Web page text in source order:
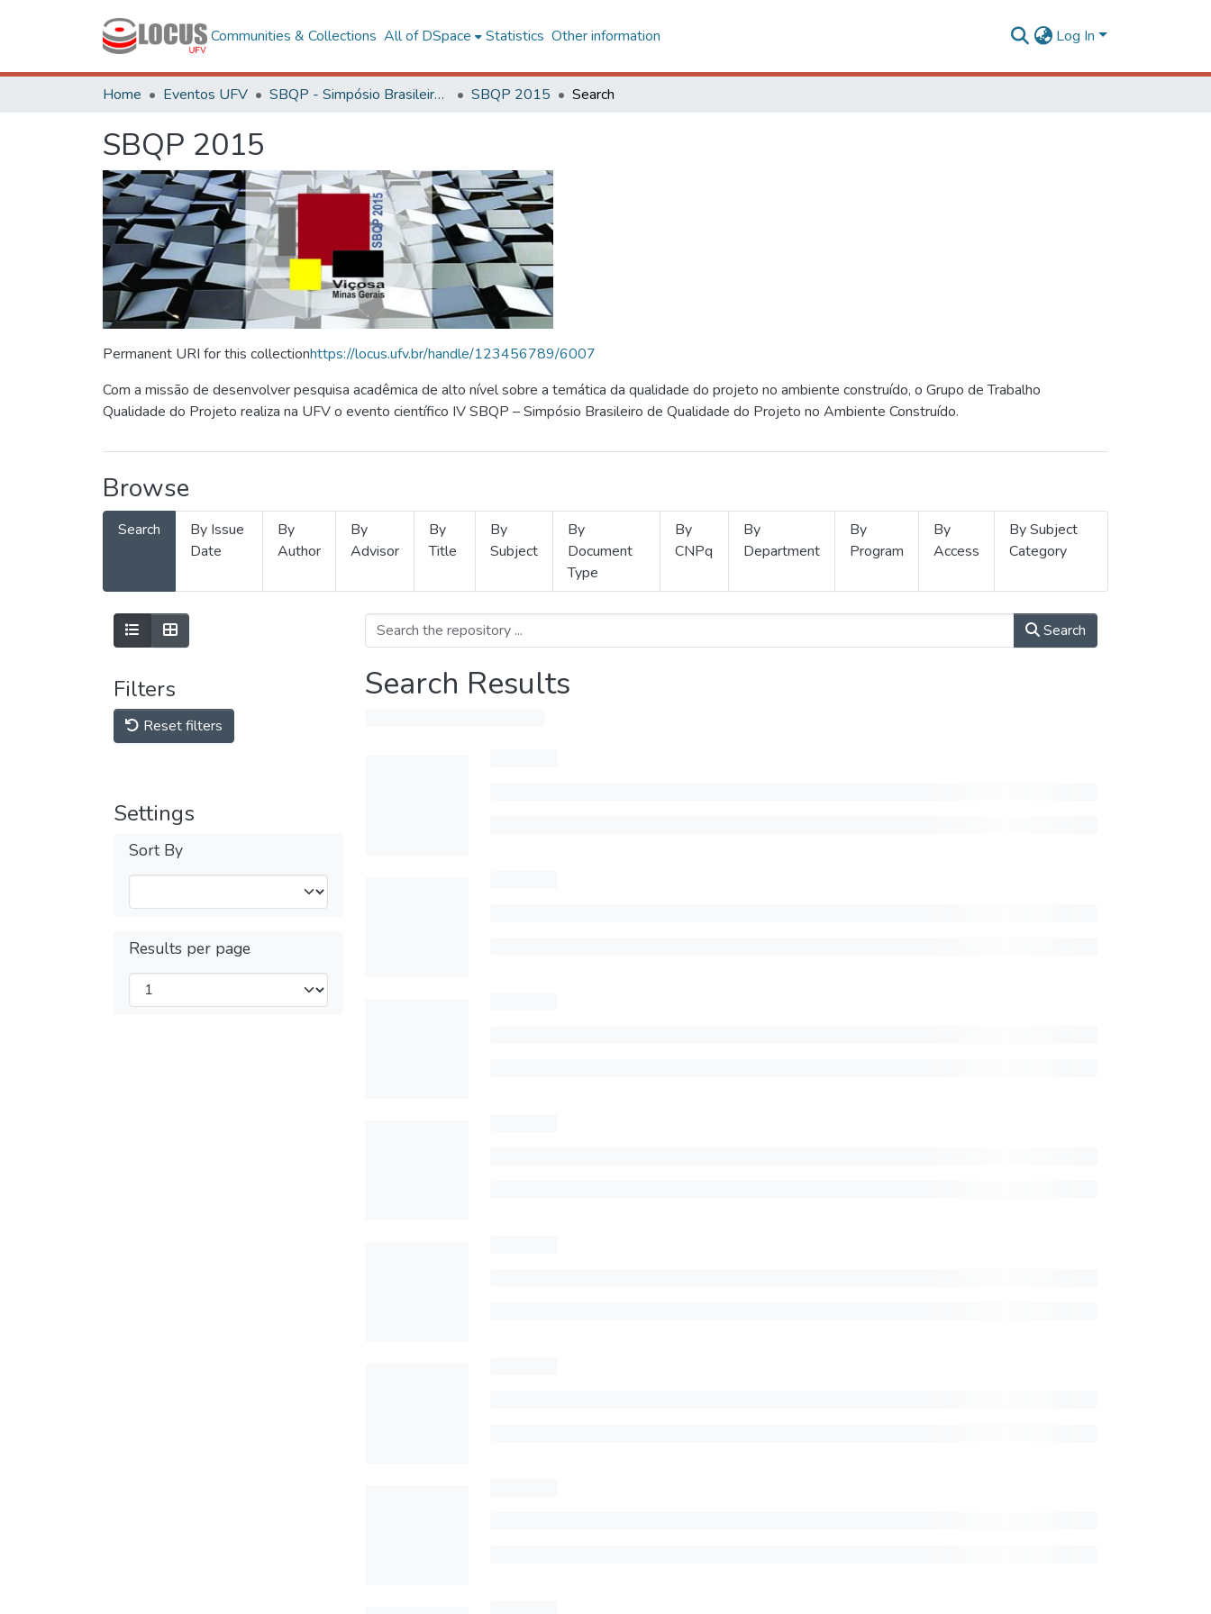
Communities & Collections All of DSpace Statistics Other information Log In
Home Eventos UFV SBQP - Simpósio Brasileiro de Qualidade do Projeto no Ambiente Construído SBQP 2015 Search
SBQP 2015
Permanent URI for this collectionhttps://locus.ufv.br/handle/123456789/6007
Com a missão de desenvolver pesquisa acadêmica de alto nível sobre a temática da qualidade do projeto no ambiente construído, o Grupo de Trabalho
Qualidade do Projeto realiza na UFV o evento científico IV SBQP – Simpósio Brasileiro de Qualidade do Projeto no Ambiente Construído.
Browse
Search
By Issue
Date
By
Author
By
Advisor
By
Title
By
Subject
By
Document
Type
By
CNPq
By
Department
By
Program
By
Access
By Subject
Category
Filters
Reset filters
Settings
Sort By
Results per page
Search
Search Results